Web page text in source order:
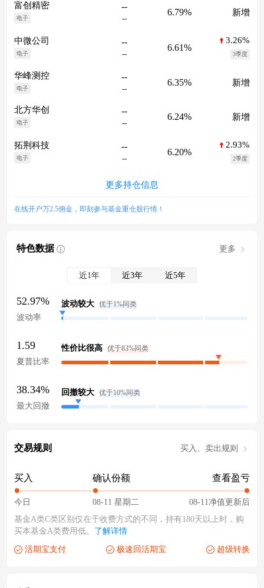
富创精密
电子
--
--
6.79% 新增
中微公司
电子
--
--
6.61%
3.26%
3季度
华峰测控
电子
--
--
6.35% 新增
北方华创
电子
--
--
6.24% 新增
拓荆科技
电子
--
--
6.20%
2.93%
2季度
更多持仓信息
在线开户万2.5佣金，即刻参与基金重仓股行情！
特色数据 更多
近1年 近3年 近5年
52.97%
波动率
波动较大 优于1%同类
1.59
夏普比率
性价比很高 优于83%同类
38.34%
最大回撤
回撤较大 优于10%同类
交易规则 买入、卖出规则
买入
今日
确认份额
08-11 星期二
查看盈亏
08-11净值更新后
基金A类C类区别仅在于收费方式的不同，持有180天以上时，购
买本基金A类费用低。 了解详情
活期宝支付 极速回活期宝 超级转换